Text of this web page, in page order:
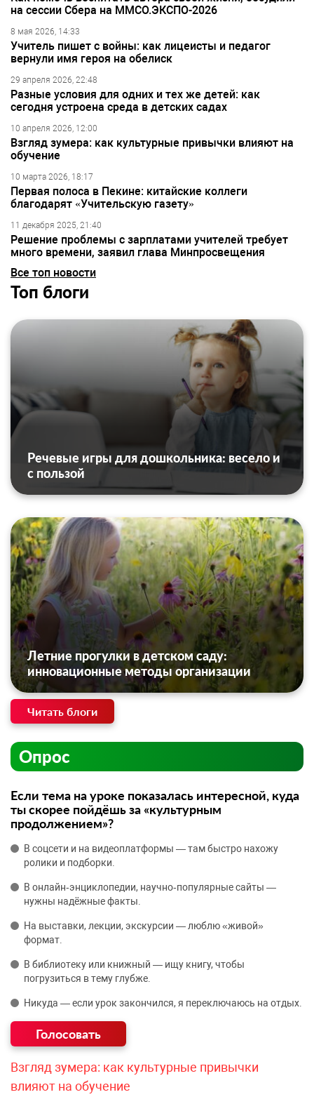
на сессии Сбера на ММСО.ЭКСПО-2026
8 мая 2026, 14:33
Учитель пишет с войны: как лицеисты и педагог
вернули имя героя на обелиск
29 апреля 2026, 22:48
Разные условия для одних и тех же детей: как
сегодня устроена среда в детских садах
10 апреля 2026, 12:00
Взгляд зумера: как культурные привычки влияют на
обучение
10 марта 2026, 18:17
Первая полоса в Пекине: китайские коллеги
благодарят «Учительскую газету»
11 декабря 2025, 21:40
Решение проблемы с зарплатами учителей требует
много времени, заявил глава Минпросвещения
Все топ новости
Топ блоги
Речевые игры для дошкольника: весело и
с пользой
Летние прогулки в детском саду:
инновационные методы организации
Читать блоги
Опрос
Если тема на уроке показалась интересной, куда
ты скорее пойдёшь за «культурным
продолжением»?
В соцсети и на видеоплатформы — там быстро нахожу
ролики и подборки.
В онлайн‑энциклопедии, научно‑популярные сайты —
нужны надёжные факты.
На выставки, лекции, экскурсии — люблю «живой»
формат.
В библиотеку или книжный — ищу книгу, чтобы
погрузиться в тему глубже.
Никуда — если урок закончился, я переключаюсь на отдых.
Взгляд зумера: как культурные привычки
влияют на обучение